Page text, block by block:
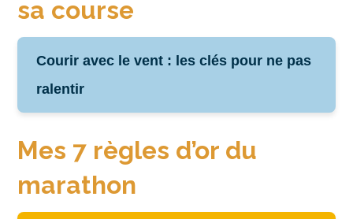
sa course
Courir avec le vent : les clés pour ne pas
ralentir
Mes 7 règles d’or du
marathon